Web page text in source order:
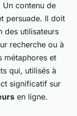
Un contenu de
persuade. Il doit
des utilisateurs
recherche ou à
métaphores et
qui, utilisés à
significatif sur
en ligne.